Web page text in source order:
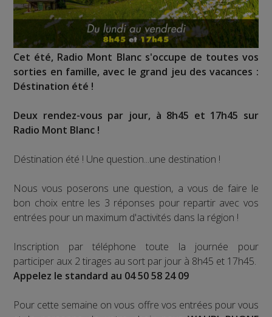
Cet été, Radio Mont Blanc s'occupe de toutes vos
sorties en famille, avec le grand jeu des vacances :
Déstination été !
Deux rendez-vous par jour, à 8h45 et 17h45 sur
Radio Mont Blanc !
Déstination été ! Une question...une destination !
Nous vous poserons une question, a vous de faire le
bon choix entre les 3 réponses pour repartir avec vos
entrées pour un maximum d'activités dans la région !
Inscription par téléphone toute la journée pour
participer aux 2 tirages au sort par jour à 8h45 et 17h45.
Appelez le standard au 04 50 58 24 09
Pour cette semaine on vous offre vos entrées pour vous